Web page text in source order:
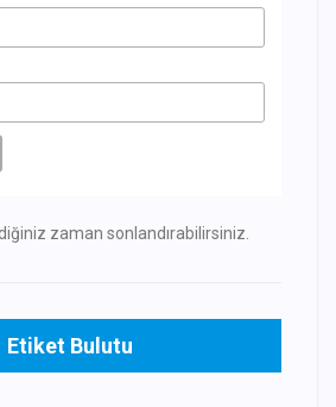
zaman sonlandırabilirsiniz.
Etiket Bulutu